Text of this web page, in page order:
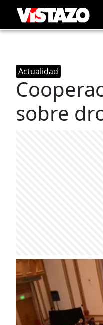
Actualidad
sobre